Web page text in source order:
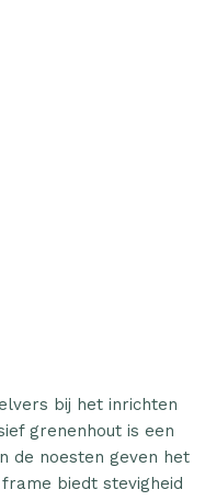
bij het inrichten
grenenhout is een
de noesten geven het
biedt stevigheid